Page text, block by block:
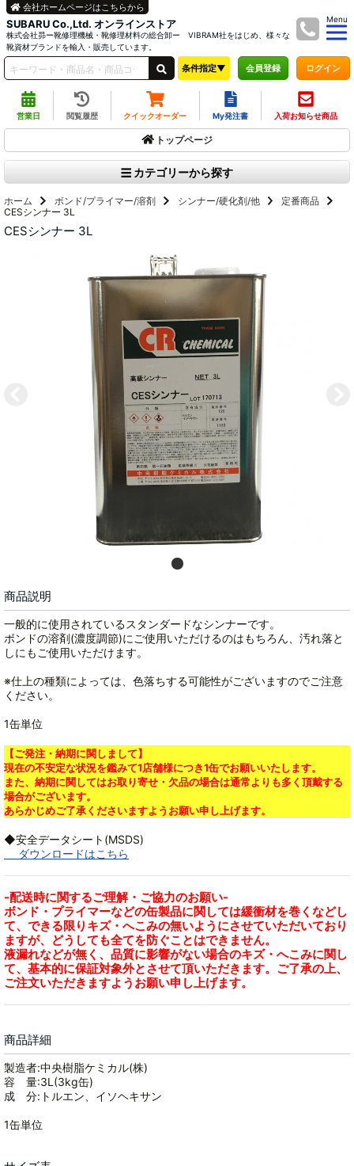
SUBARU Co.,Ltd. オンラインストア
株式会社昴ー靴修理機械・靴修理材料の総合卸ー VIBRAM社をはじめ、様々な
靴資材ブランドを輸入・販売しています。
Menu
会社ホームページはこちらから
条件指定▼ 会員登録 ログイン
営業日 閲覧履歴 クイックオーダー My発注書 入荷お知らせ商品
トップページ
カテゴリーから探す
ホーム ボンド/プライマー/溶剤 シンナー/硬化剤/他
定番商品
CESシンナー 3L
CESシンナー 3L
商品説明
一般的に使用されているスタンダードなシンナーです。
ボンドの溶剤(濃度調節)にご使用いただけるのはもちろん、汚れ落と
しにもご使用いただけます。
※仕上の種類によっては、色落ちする可能性がございますのでご注意
ください。
1缶単位
【ご発注・納期に関しまして】
現在の不安定な状況を鑑みて1店舗様につき1缶でお願いいたします。
また、納期に関してはお取り寄せ・欠品の場合は通常よりも多く頂戴する
場合がございます。
あらかじめご了承くださいますようお願い申し上げます。
◆安全データシート(MSDS)
ダウンロードはこちら
-配送時に関するご理解・ご協力のお願い-
ボンド・プライマーなどの缶製品に関しては緩衝材を巻くなどし
て、できる限りキズ・へこみの無いようにさせていただいており
ますが、どうしても全てを防ぐことはできません。
液漏れなどが無く、品質に影響がない場合のキズ・へこみに関し
て、基本的に保証対象外とさせて頂いただきます。ご了承の上、
ご注文いただきますようお願い申し上げます。
商品詳細
製造者:中央樹脂ケミカル(株)
容 量:3L(3kg缶)
成 分:トルエン、イソヘキサン
1缶単位